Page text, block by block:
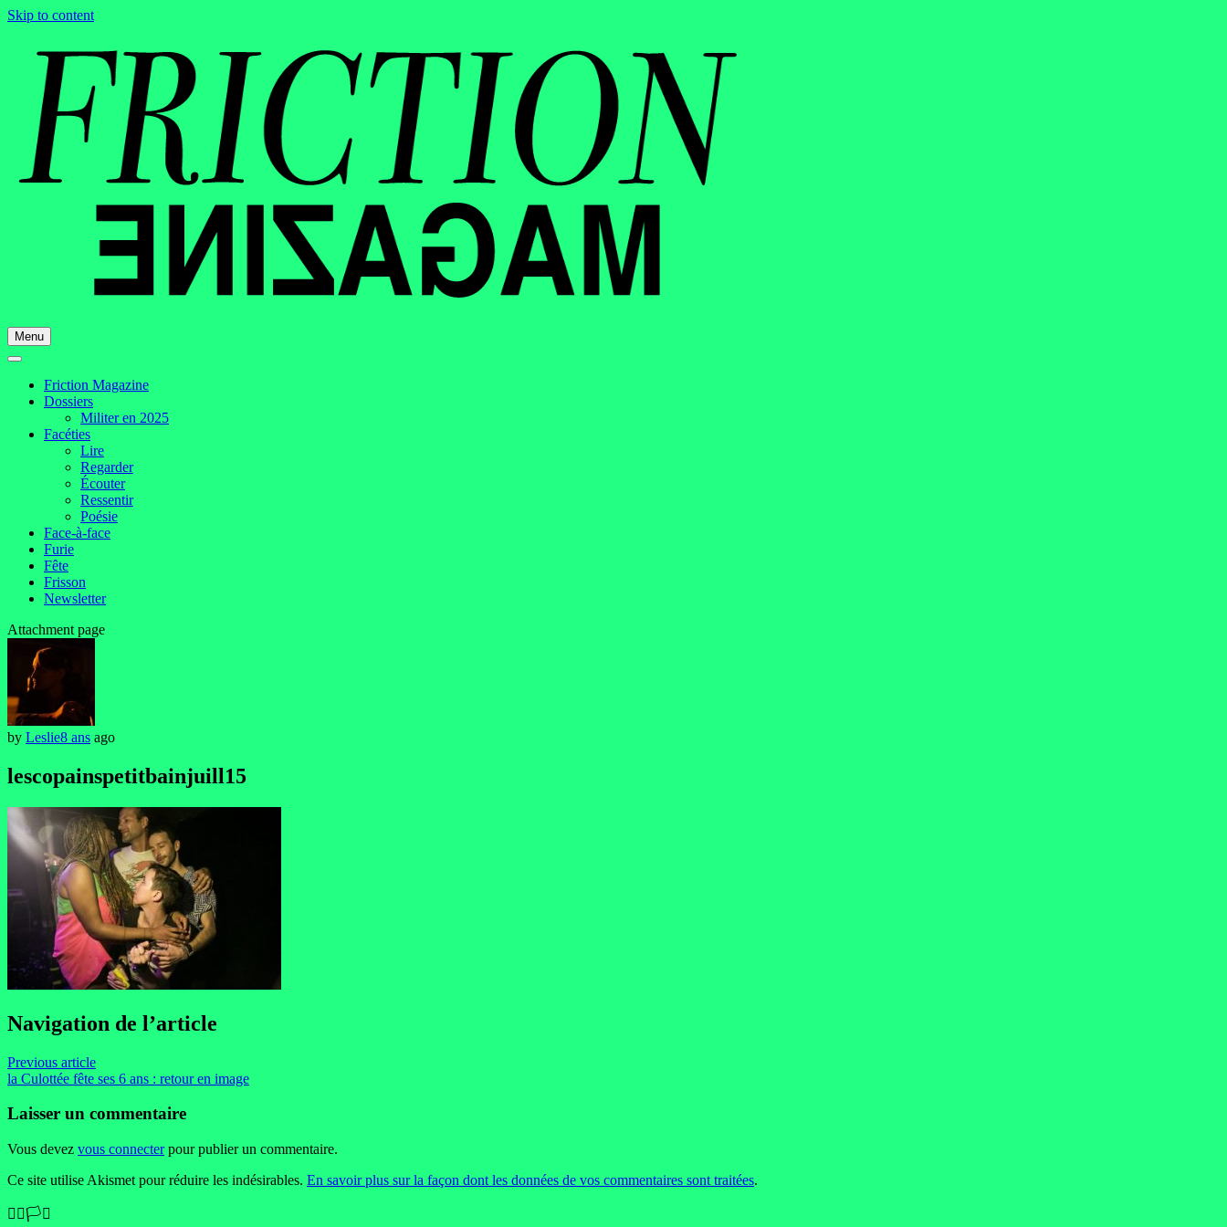
Skip to content
Menu
Friction Magazine
Dossiers
Militer en 2025
Facéties
Lire
Regarder
Écouter
Ressentir
Poésie
Face-à-face
Furie
Fête
Frisson
Newsletter
Attachment page
by Leslie8 ans ago
lescopainspetitbainjuill15
Navigation de l’article
Previous article
la Culottée fête ses 6 ans : retour en image
Laisser un commentaire
Vous devez vous connecterpour publier un commentaire.
Ce site utilise Akismet pour réduire les indésirables. En savoir plus sur la façon dont les données de vos commentaires sont traitées.
🏳️‍🌈🏳️‍⚧️